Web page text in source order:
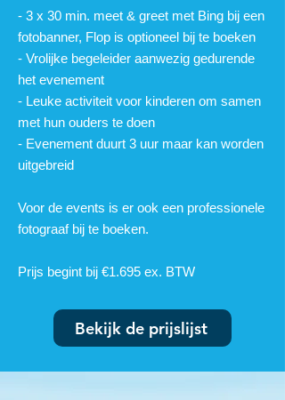
- 3 x 30 min. meet & greet met Bing bij een
fotobanner, Flop is optioneel bij te boeken
- Vrolijke begeleider aanwezig gedurende
het evenement
- Leuke activiteit voor kinderen om samen
met hun ouders te doen
- Evenement duurt 3 uur maar kan worden
uitgebreid
Voor de events is er ook een professionele
fotograaf bij te boeken.
Prijs begint bij €1.695 ex. BTW
Bekijk de prijslijst